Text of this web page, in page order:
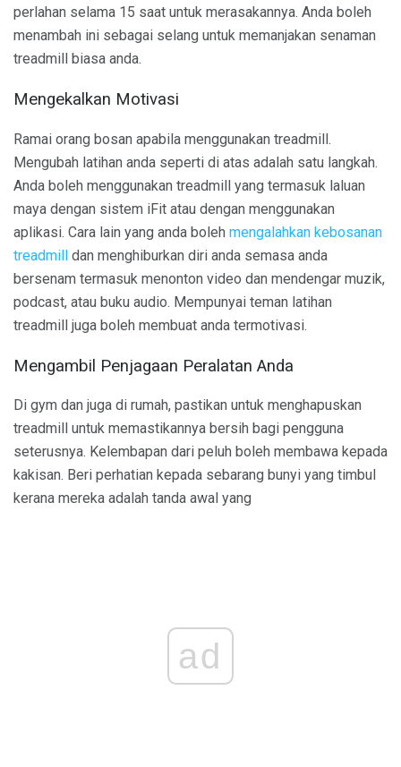
perlahan selama 15 saat untuk merasakannya. Anda boleh
menambah ini sebagai selang untuk memanjakan senaman
treadmill biasa anda.
Mengekalkan Motivasi
Ramai orang bosan apabila menggunakan treadmill.
Mengubah latihan anda seperti di atas adalah satu langkah.
Anda boleh menggunakan treadmill yang termasuk laluan
maya dengan sistem iFit atau dengan menggunakan
aplikasi. Cara lain yang anda boleh mengalahkan kebosanan
treadmill dan menghiburkan diri anda semasa anda
bersenam termasuk menonton video dan mendengar muzik,
podcast, atau buku audio. Mempunyai teman latihan
treadmill juga boleh membuat anda termotivasi.
Mengambil Penjagaan Peralatan Anda
Di gym dan juga di rumah, pastikan untuk menghapuskan
treadmill untuk memastikannya bersih bagi pengguna
seterusnya. Kelembapan dari peluh boleh membawa kepada
kakisan. Beri perhatian kepada sebarang bunyi yang timbul
kerana mereka adalah tanda awal yang
ad